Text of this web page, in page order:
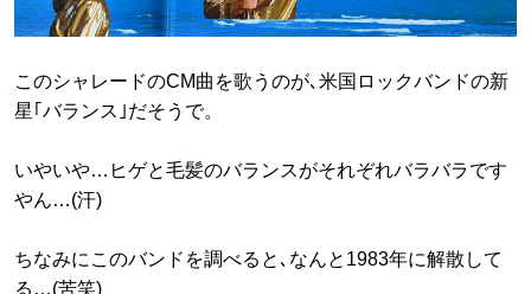
このシャレードのCM曲を歌うのが､米国ロックバンドの新
星｢バランス｣だそうで。
いやいや…ヒゲと毛髪のバランスがそれぞれバラバラです
やん…(汗)
ちなみにこのバンドを調べると､なんと1983年に解散して
る…(苦笑)